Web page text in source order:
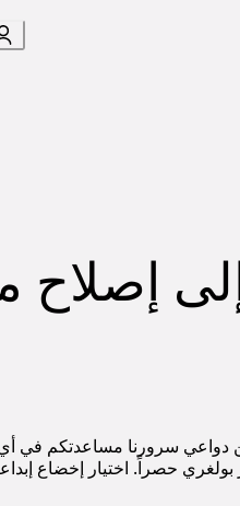
إصلاح
سرورنا مساعدتكم في أي
حصراً. اختيار إخضاع